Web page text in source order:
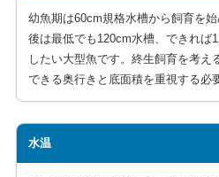
幼魚期は60cm規格水槽から飼育を
後は最低でも120cm水槽、できれば
したい大型魚です。終生飼育を考え
できる奥行きと底面積を重視する必
水温